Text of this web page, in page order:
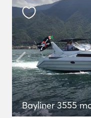
Bayliner 3555